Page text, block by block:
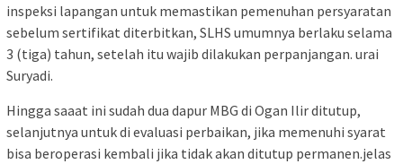
inspeksi lapangan untuk memastikan pemenuhan persyaratan
sebelum sertifikat diterbitkan, SLHS umumnya berlaku selama
3 (tiga) tahun, setelah itu wajib dilakukan perpanjangan. urai
Suryadi.
Hingga saaat ini sudah dua dapur MBG di Ogan Ilir ditutup,
selanjutnya untuk di evaluasi perbaikan, jika memenuhi syarat
bisa beroperasi kembali jika tidak akan ditutup permanen.jelas